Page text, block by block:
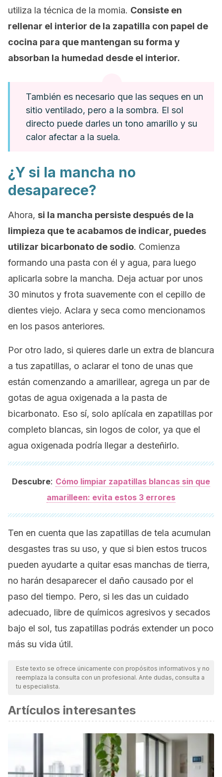
utiliza la técnica de la momia. Consiste en
rellenar el interior de la zapatilla con papel de
cocina para que mantengan su forma y
absorban la humedad desde el interior.
También es necesario que las seques en un
sitio ventilado, pero a la sombra. El sol
directo puede darles un tono amarillo y su
calor afectar a la suela.
¿Y si la mancha no
desaparece?
Ahora, si la mancha persiste después de la
limpieza que te acabamos de indicar, puedes
utilizar bicarbonato de sodio. Comienza
formando una pasta con él y agua, para luego
aplicarla sobre la mancha. Deja actuar por unos
30 minutos y frota suavemente con el cepillo de
dientes viejo. Aclara y seca como mencionamos
en los pasos anteriores.
Por otro lado, si quieres darle un extra de blancura
a tus zapatillas, o aclarar el tono de unas que
están comenzando a amarillear, agrega un par de
gotas de agua oxigenada a la pasta de
bicarbonato. Eso sí, solo aplícala en zapatillas por
completo blancas, sin logos de color, ya que el
agua oxigenada podría llegar a desteñirlo.
Descubre: Cómo limpiar zapatillas blancas sin que
amarilleen: evita estos 3 errores
Ten en cuenta que las zapatillas de tela acumulan
desgastes tras su uso, y que si bien estos trucos
pueden ayudarte a quitar esas manchas de tierra,
no harán desaparecer el daño causado por el
paso del tiempo. Pero, si les das un cuidado
adecuado, libre de químicos agresivos y secados
bajo el sol, tus zapatillas podrás extender un poco
más su vida útil.
Este texto se ofrece únicamente con propósitos informativos y no
reemplaza la consulta con un profesional. Ante dudas, consulta a
tu especialista.
Artículos interesantes